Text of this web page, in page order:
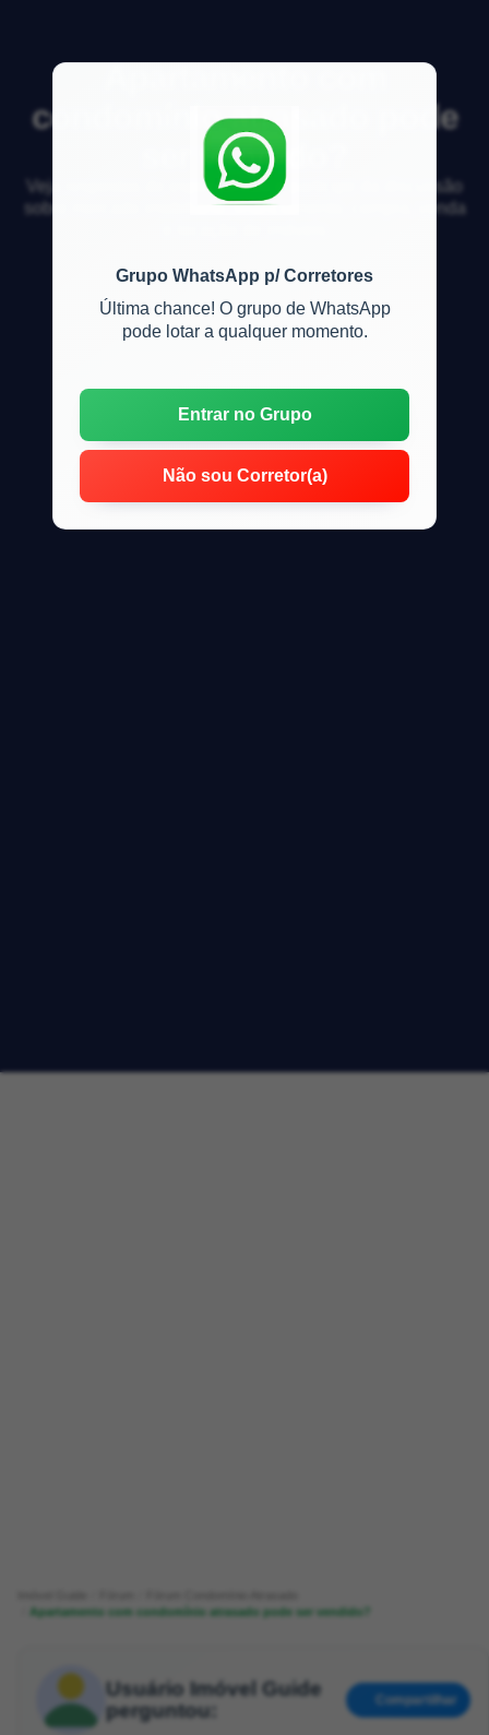
Grupo WhatsApp p/ Corretores
Última chance! O grupo de WhatsApp
pode lotar a qualquer momento.
Entrar no Grupo
Não sou Corretor(a)
condomínio atrasado pode
ser vendido?
Veja respostas de especialistas e participe da discussão
sobre mercado imobiliário, financiamento, compra, venda
Apartamento com condomínio atrasado pode ser vendido?
Usuário Imóvel Guide
perguntou:
Compartilhar